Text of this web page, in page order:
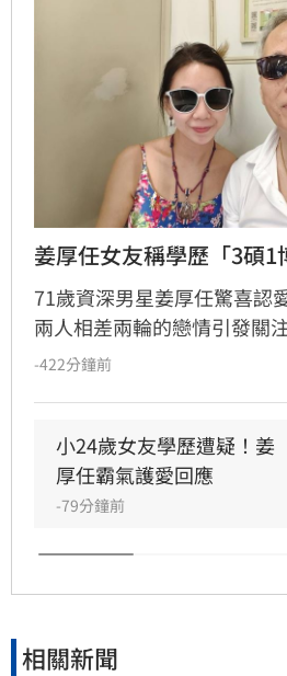
姜厚任女友稱學歷「3碩1
71歲資深男星姜厚任驚喜認
兩人相差兩輪的戀情引發關
大「3碩1博」的超狂學歷，
引發學歷造假疑雲。對此，
示，個人學歷資訊涉及隱私
對外界的質疑聲浪，姜厚任
呼籲外界不要把這段感情當
對女方背景有一定了解，懇
的交往空間與尊重，不希望
-422分鐘前
小24歲女友學歷遭疑！姜
厚任霸氣護愛回應
-79分鐘前
相關新聞